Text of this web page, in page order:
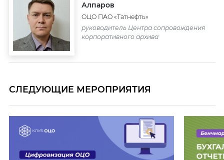
Алпаров
ОЦО ПАО «Татнефть»
руководитель Центра сопровождения
корпоративного архива
СЛЕДУЮЩИЕ МЕРОПРИЯТИЯ